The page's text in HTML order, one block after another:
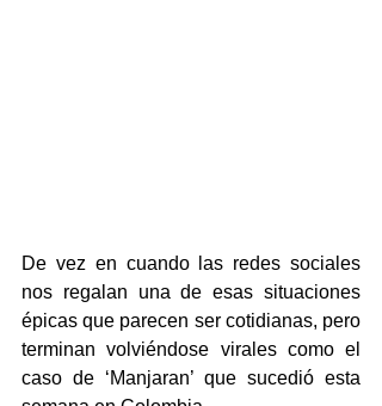
De vez en cuando las redes sociales
nos regalan una de esas situaciones
épicas que parecen ser cotidianas, pero
terminan volviéndose virales como el
caso de ‘Manjaran’ que sucedió esta